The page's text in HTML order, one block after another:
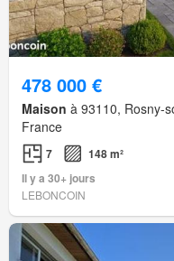
478 000 €
Maison à 93110, Rosny-
France
7
148 m²
Il y a 30+ jours
LEBONCOIN